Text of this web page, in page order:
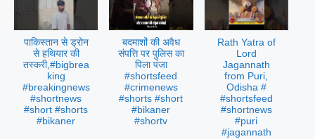
पाकिस्तान से ड्रोन
से हथियार की
तस्करी,#bigbrea
king
#breakingnews
#shortnews
#short #shorts
#bikaner
बदमाशों की अवैध
संपत्ति पर पुलिस का
पिला पंजा
#shortsfeed
#crimenews
#shorts #short
#bikaner
#shortv
Rath Yatra of
Lord
Jagannath
from Puri,
Odisha #
#shortsfeed
#shortnews
#puri
#jagannath